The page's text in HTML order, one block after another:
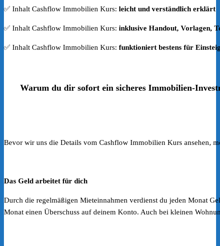
✅ Inhalt Cashflow Immobilien Kurs: leicht und verständlich erklärt
✅ Inhalt Cashflow Immobilien Kurs: inklusive Handout, Vorlagen,
✅ Inhalt Cashflow Immobilien Kurs: funktioniert bestens für
Warum du dir sofort ein sicheres Immobilien-
Bevor wir uns die Details vom Cashflow Immobilien Kurs ansehen,
Das Geld arbeitet für dich
Durch die regelmäßigen Mieteinnahmen verdienst du jeden Monat
Monat einen Überschuss auf deinem Konto. Auch bei kleinen